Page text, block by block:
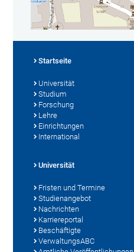
Startseite
Universität
Studium
Forschung
Lehre
Einrichtungen
International
Universität
Fristen und Termine
Studienangebot
Nachrichten
Karriereportal
Beschäftigte
VerwaltungsABC